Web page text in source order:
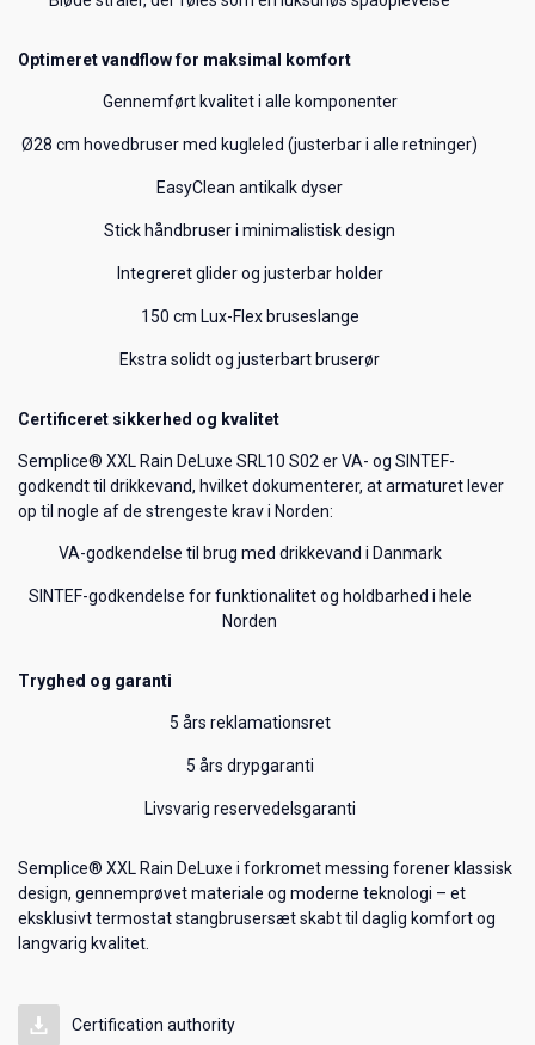
Optimeret vandflow for maksimal komfort
Gennemført kvalitet i alle komponenter
Ø28 cm hovedbruser med kugleled (justerbar i alle retninger)
EasyClean antikalk dyser
Stick håndbruser i minimalistisk design
Integreret glider og justerbar holder
150 cm Lux-Flex bruseslange
Ekstra solidt og justerbart bruserør
Certificeret sikkerhed og kvalitet
Semplice® XXL Rain DeLuxe SRL10 S02 er VA- og SINTEF-
godkendt til drikkevand, hvilket dokumenterer, at armaturet lever
op til nogle af de strengeste krav i Norden:
VA-godkendelse til brug med drikkevand i Danmark
SINTEF-godkendelse for funktionalitet og holdbarhed i hele
Norden
Tryghed og garanti
5 års reklamationsret
5 års drypgaranti
Livsvarig reservedelsgaranti
Semplice® XXL Rain DeLuxe i forkromet messing forener klassisk
design, gennemprøvet materiale og moderne teknologi – et
eksklusivt termostat stangbrusersæt skabt til daglig komfort og
langvarig kvalitet.
Certification authority